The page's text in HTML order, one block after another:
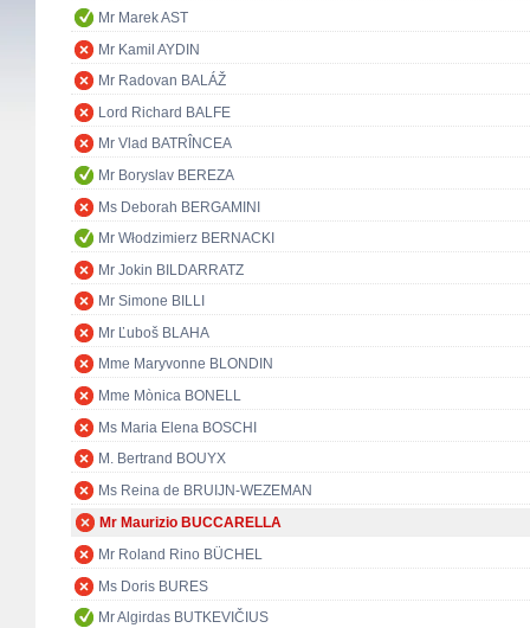
Mr Marek AST
Mr Kamil AYDIN
Mr Radovan BALÁŽ
Lord Richard BALFE
Mr Vlad BATRÎNCEA
Mr Boryslav BEREZA
Ms Deborah BERGAMINI
Mr Włodzimierz BERNACKI
Mr Jokin BILDARRATZ
Mr Simone BILLI
Mr Ľuboš BLAHA
Mme Maryvonne BLONDIN
Mme Mònica BONELL
Ms Maria Elena BOSCHI
M. Bertrand BOUYX
Ms Reina de BRUIJN-WEZEMAN
Mr Maurizio BUCCARELLA
Mr Roland Rino BÜCHEL
Ms Doris BURES
Mr Algirdas BUTKEVIČIUS